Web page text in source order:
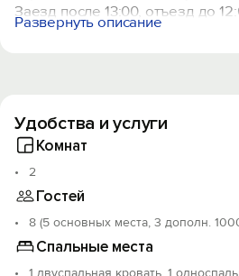
Заезд после 13:00, отъезд до
- подножия «Белой Скалы»: 1
клуб «Ковбой» - 7 км; 2 маршрут
0,7 км;
- набережной города Судака -
- «Золотого пляжа» города
Развернуть описание
Удобства и услуги
Комнат
2
Гостей
8 (5 основных места, 3 дополн.
Спальные места
1 двуспальная кровать, 1